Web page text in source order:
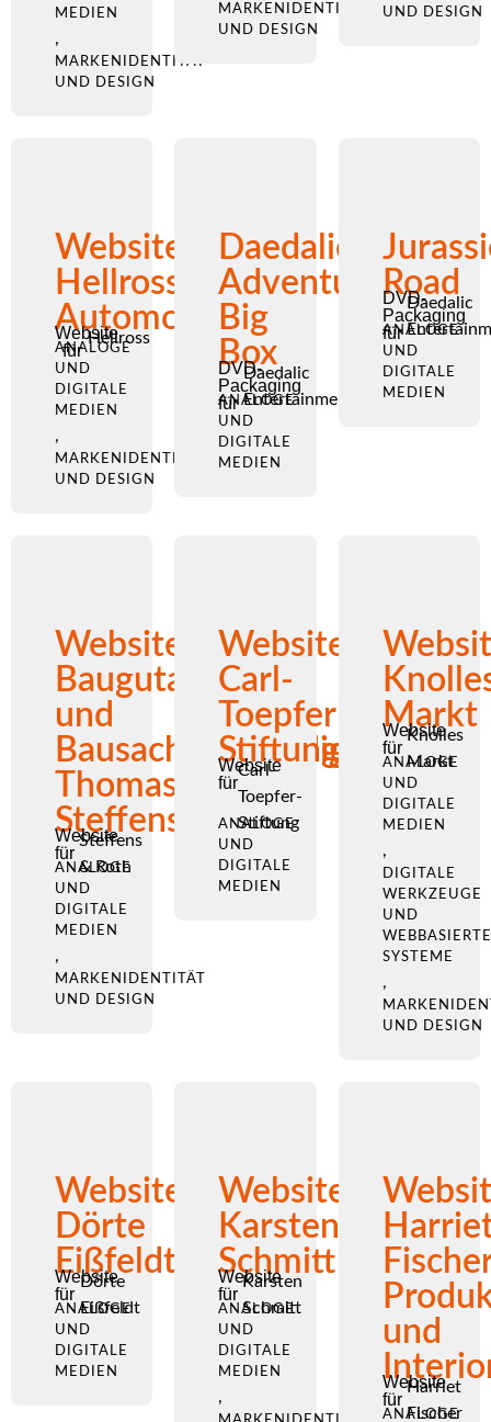
MEDIEN
,
MARKENIDENTITÄT
UND DESIGN
MARKENIDENTITÄT
UND DESIGN
UND DESIGN
Website
Hellross
Automobile
Website
für
Hellross
ANALOGE
UND
DIGITALE
MEDIEN
,
MARKENIDENTITÄT
UND DESIGN
Daedalic
Adventure
Big
Box
DVD-
Packaging
für
Daedalic
Entertainment
ANALOGE
UND
DIGITALE
MEDIEN
Road
DVD-
Packaging
für
Daedalic
ANALOGE
UND
DIGITALE
MEDIEN
Website
Baugutachter
und
Bausachverständiger
Thomas
Steffens
Website
für
Steffens
& Roth
ANALOGE
UND
DIGITALE
MEDIEN
,
MARKENIDENTITÄT
UND DESIGN
Website
Carl-
Toepfer-
Stiftung
Website
für
Carl-
Toepfer-
Stiftung
ANALOGE
UND
DIGITALE
MEDIEN
Markt
Website
für
Knolles
Markt
ANALOGE
UND
DIGITALE
MEDIEN
,
DIGITALE
WERKZEUGE
UND
WEBBASIERTE
SYSTEME
,
UND DESIGN
Website
Dörte
Eißfeldt
Website
für
Dörte
Eißfeldt
ANALOGE
UND
DIGITALE
MEDIEN
Website
Karsten
Schmitt
Website
für
Karsten
Schmitt
ANALOGE
UND
DIGITALE
MEDIEN
,
MARKENIDENTITÄT
und
Website
für
Harriet
Fischer
ANALOGE